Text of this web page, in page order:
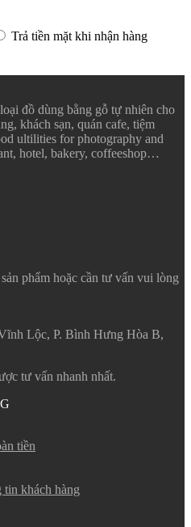
Trả tiền mặt khi nhận hàng
đồ dùng bằng gỗ tự nhiên cho
khách sạn, quán cafe, tiệm
ultilities for photography and
hotel, bakery, coffeeshop…
phẩm hoặc cần tư vấn vui lòng
Lộc, P. Bình Hưng Hòa B,
tư vấn nhanh nhất.
tiền
tin khách hàng